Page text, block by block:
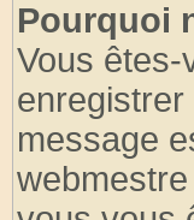
Pourquoi
Vous
message